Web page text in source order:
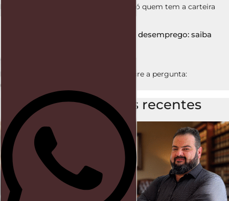
Muitos trabalhadores acreditam que só quem tem a carteira
assinada
Empregada doméstica tem seguro desemprego: saiba
19 de outubro de 2025
Muitas pessoas ainda têm dúvidas sobre a pergunta:
empregada doméstica
Conteúdos mais recentes